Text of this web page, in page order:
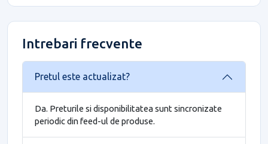
Intrebari frecvente
Pretul este actualizat?
Da. Preturile si disponibilitatea sunt sincronizate
periodic din feed-ul de produse.